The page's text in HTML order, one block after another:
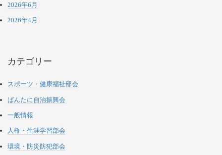
2026年6月
2026年4月
カテゴリー
スポーツ・健康福祉部会
ばんたに自治振興会
一般情報
人権・生涯学習部会
環境・防災防犯部会